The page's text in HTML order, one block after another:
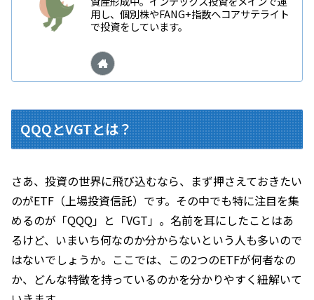
用し、個別株やFANG+指数へコアサテライト
で投資をしています。
QQQとVGTとは？
さあ、投資の世界に飛び込むなら、まず押さえておきたい
のがETF（上場投資信託）です。その中でも特に注目を集
めるのが「QQQ」と「VGT」。名前を耳にしたことはあ
るけど、いまいち何なのか分からないという人も多いので
はないでしょうか。ここでは、この2つのETFが何者なの
か、どんな特徴を持っているのかを分かりやすく紐解いて